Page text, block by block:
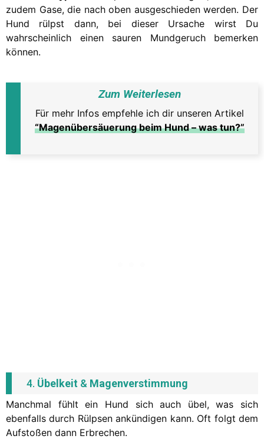
zudem Gase, die nach oben ausgeschieden werden. Der
Hund rülpst dann, bei dieser Ursache wirst Du
wahrscheinlich einen sauren Mundgeruch bemerken
können.
Zum Weiterlesen
Für mehr Infos empfehle ich dir unseren Artikel
“Magenübersäuerung beim Hund – was tun?”
4. Übelkeit & Magenverstimmung
Manchmal fühlt ein Hund sich auch übel, was sich
ebenfalls durch Rülpsen ankündigen kann. Oft folgt dem
Aufstoßen dann Erbrechen.